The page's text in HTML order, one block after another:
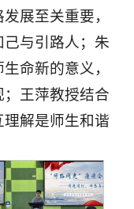
展至关重要，
与引路人；朱
命新的意义，
王萍教授结合
解是师生和谐